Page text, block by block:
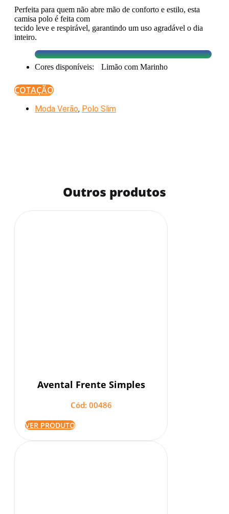
Perfeita para quem não abre mão de conforto e estilo, esta
camisa polo é feita com
tecido leve e respirável, garantindo um uso agradável o dia
inteiro.
Cores disponíveis: Limão com Marinho
COTAÇÃO
Moda Verão, Polo Slim
Outros produtos
Avental Frente Simples
Cód: 00486
VER PRODUTO